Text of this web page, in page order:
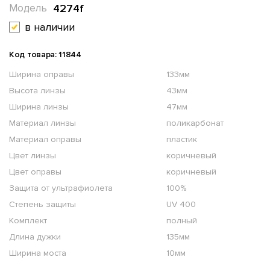
4274f
Модель
в наличии
Код товара: 11844
Ширина оправы
133мм
Высота линзы
43мм
Ширина линзы
47мм
Материал линзы
поликарбонат
Материал оправы
пластик
Цвет линзы
коричневый
Цвет оправы
коричневый
Защита от ультрафиолета
100%
Степень защиты
UV 400
Комплект
полный
Длина дужки
135мм
Ширина моста
10мм